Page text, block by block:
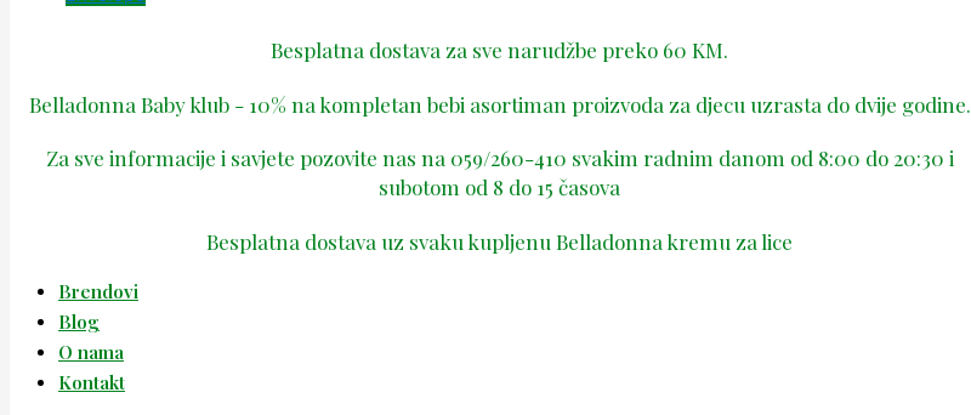
Besplatna dostava za sve narudžbe preko 60 KM.
Belladonna Baby klub - 10% na kompletan bebi asortiman proizvoda za djecu uzrasta do dvije godine.
Za sve informacije i savjete pozovite nas na 059/260-410 svakim radnim danom od 8:00 do 20:30 i
subotom od 8 do 15 časova
Besplatna dostava uz svaku kupljenu Belladonna kremu za lice
Brendovi
Blog
O nama
Kontakt